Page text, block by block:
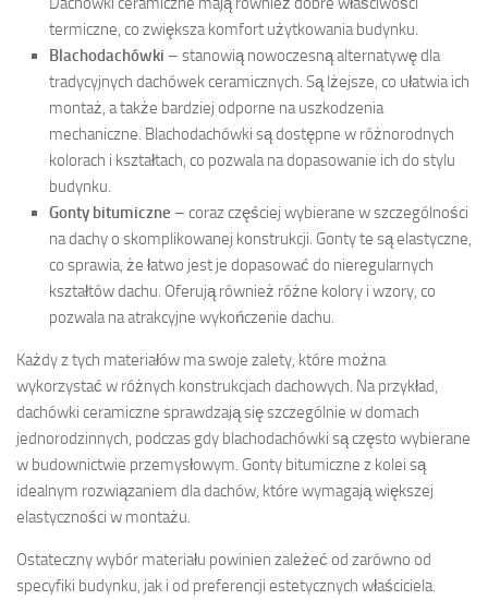
termiczne, co zwiększa komfort użytkowania budynku.
Blachodachówki – stanowią nowoczesną alternatywę dla
tradycyjnych dachówek ceramicznych. Są lżejsze, co ułatwia ich
montaż, a także bardziej odporne na uszkodzenia
mechaniczne. Blachodachówki są dostępne w różnorodnych
kolorach i kształtach, co pozwala na dopasowanie ich do stylu
budynku.
Gonty bitumiczne – coraz częściej wybierane w szczególności
na dachy o skomplikowanej konstrukcji. Gonty te są elastyczne,
co sprawia, że łatwo jest je dopasować do nieregularnych
kształtów dachu. Oferują również różne kolory i wzory, co
pozwala na atrakcyjne wykończenie dachu.
Każdy z tych materiałów ma swoje zalety, które można
wykorzystać w różnych konstrukcjach dachowych. Na przykład,
dachówki ceramiczne sprawdzają się szczególnie w domach
jednorodzinnych, podczas gdy blachodachówki są często wybierane
w budownictwie przemysłowym. Gonty bitumiczne z kolei są
idealnym rozwiązaniem dla dachów, które wymagają większej
elastyczności w montażu.
Ostateczny wybór materiału powinien zależeć od zarówno od
specyfiki budynku, jak i od preferencji estetycznych właściciela.